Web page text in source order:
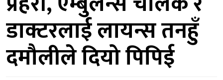
डाक्टरलाई लायन्स तनहुँ
दमौलीले दियो पिपिई